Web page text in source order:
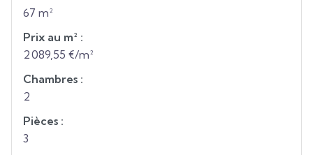
67 m²
Prix au m² :
2 089,55 €/m²
Chambres :
2
Pièces :
3